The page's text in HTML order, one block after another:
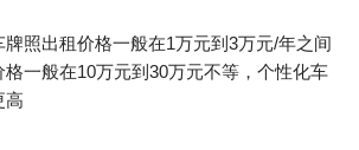
照出租价格一般在1万元到3万元/年之间
一般在10万元到30万元不等，个性化车
高